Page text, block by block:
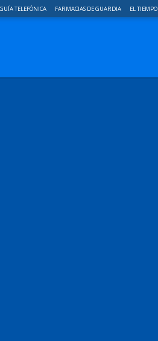
GUÍA TELEFÓNICA FARMACIAS DE GUARDIA EL TIEMPO